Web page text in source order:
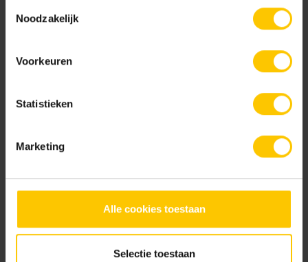
Noodzakelijk
Voorkeuren
Statistieken
Marketing
Alle cookies toestaan
Selectie toestaan
3/19/55mm
5/19/55mm
Voegkruis herbruikbaar
Voegkruis herbruikbaar